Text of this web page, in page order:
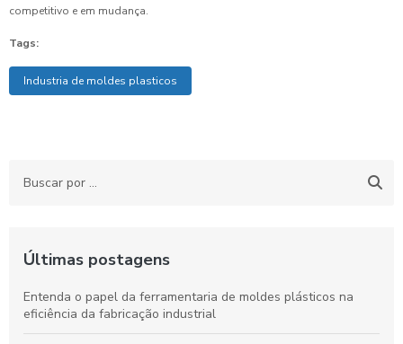
competitivo e em mudança.
Tags:
Industria de moldes plasticos
Últimas postagens
Entenda o papel da ferramentaria de moldes plásticos na
eficiência da fabricação industrial